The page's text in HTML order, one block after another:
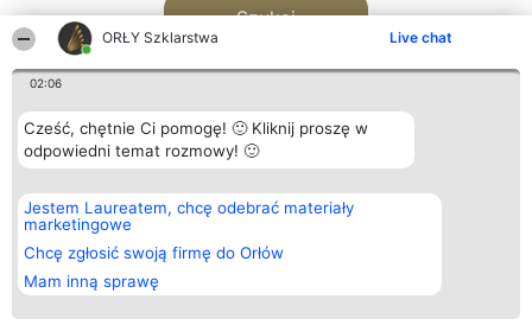
ORŁY Szklarstwa Live chat
02:06
Cześć, chętnie Ci pomogę! 🙂 Kliknij proszę w
odpowiedni temat rozmowy! 🙂
Jestem Laureatem, chcę odebrać materiały
marketingowe
Chcę zgłosić swoją firmę do Orłów
Mam inną sprawę
Szukaj
Organizator plebiscytu
Bright Side Solutions sp. z o.
o. sp. k.
ul. Ruska 22
Wrocław 50-079
KRS 0000749100 | Regon
381313360 | NIP 8943132676
Plebiscyt
Laureaci
wszystkich
Laureatów
Regulamin
Kontakt
Kontakt